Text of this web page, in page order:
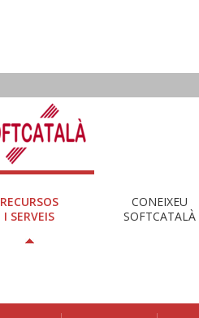
RECURSOS
I SERVEIS
CONEIXEU
SOFTCATALÀ